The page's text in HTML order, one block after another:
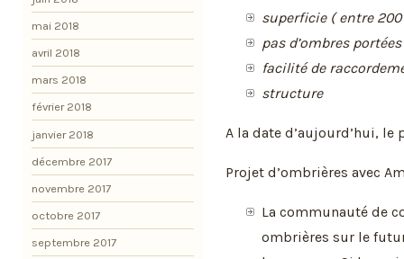
superficie ( entre
pas d’ombres portées
facilité de
structure
A la date d’aujourd’hui,
Projet d’ombrières avec
La communauté de
ombrières sur le
mai 2018
avril 2018
mars 2018
février 2018
janvier 2018
décembre 2017
novembre 2017
octobre 2017
septembre 2017